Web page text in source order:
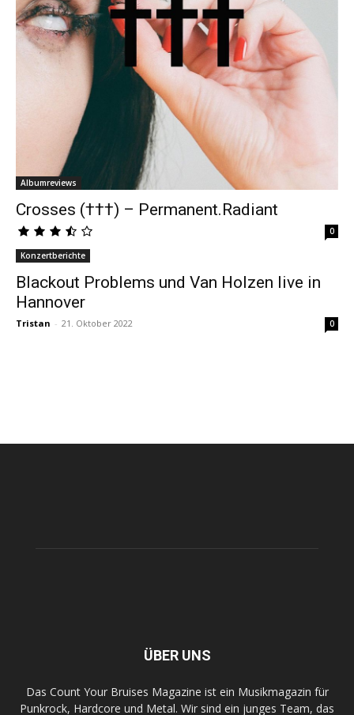
Albumreviews
Crosses (†††) – Permanent.Radiant
0
Konzertberichte
Blackout Problems und Van Holzen live in
Hannover
Tristan - 21. Oktober 2022 0
ÜBER UNS
Das Count Your Bruises Magazine ist ein Musikmagazin für
Punkrock, Hardcore und Metal. Wir sind ein junges Team, das